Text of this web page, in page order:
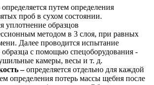
определяется путем определения
проб в сухом состоянии.
уплотнение образцов
методом в 3 слоя, при равных
Далее проводится испытание
с помощью спецоборудования -
камеры, весы и т. д.
–определяется отдельно для каждой
определения потерь массы щебня после